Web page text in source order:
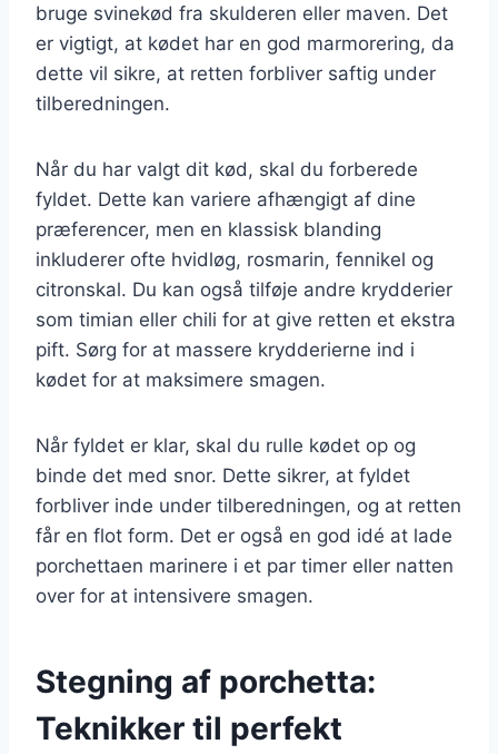
bruge svinekød fra skulderen eller maven. Det
er vigtigt, at kødet har en god marmorering, da
dette vil sikre, at retten forbliver saftig under
tilberedningen.
Når du har valgt dit kød, skal du forberede
fyldet. Dette kan variere afhængigt af dine
præferencer, men en klassisk blanding
inkluderer ofte hvidløg, rosmarin, fennikel og
citronskal. Du kan også tilføje andre krydderier
som timian eller chili for at give retten et ekstra
pift. Sørg for at massere krydderierne ind i
kødet for at maksimere smagen.
Når fyldet er klar, skal du rulle kødet op og
binde det med snor. Dette sikrer, at fyldet
forbliver inde under tilberedningen, og at retten
får en flot form. Det er også en god idé at lade
porchettaen marinere i et par timer eller natten
over for at intensivere smagen.
Stegning af porchetta:
Teknikker til perfekt